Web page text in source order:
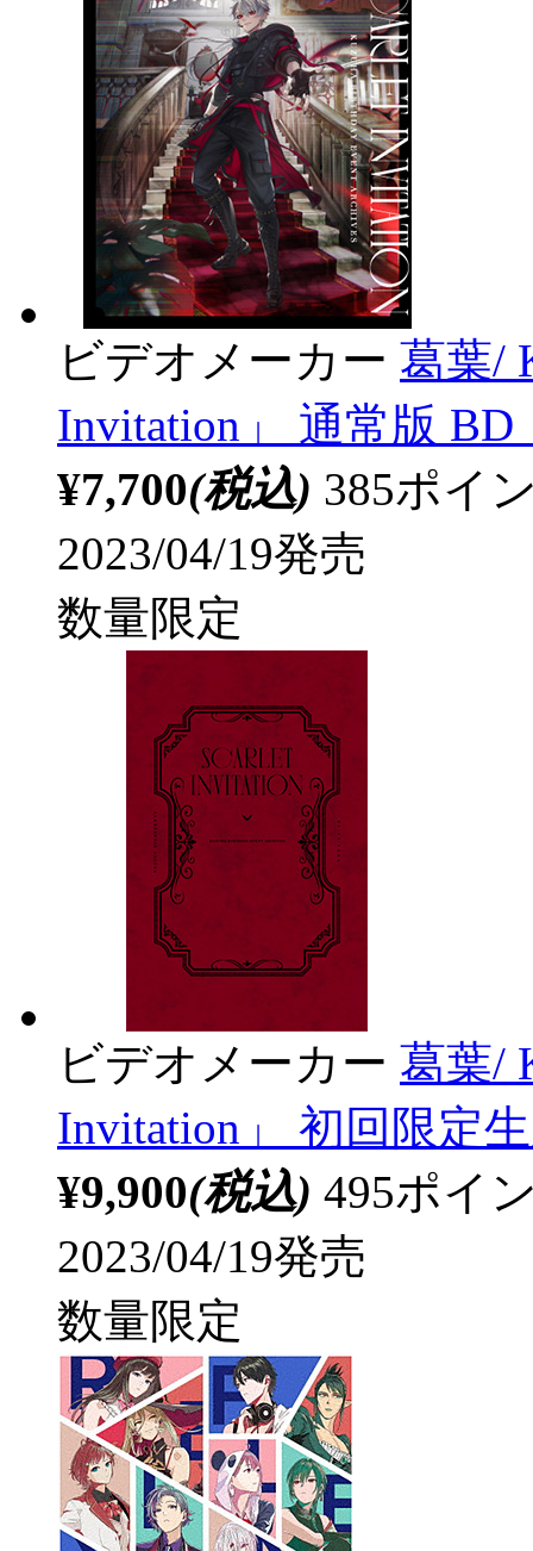
ビデオメーカー 葛葉/
Invitation」 通常版 BD
¥7,700(税込) 385ポイ
2023/04/19発売
数量限定
ビデオメーカー 葛葉/
Invitation」 初回限定
¥9,900(税込) 495ポイ
2023/04/19発売
数量限定